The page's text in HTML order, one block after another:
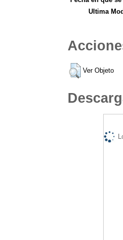
Ultima
Ver Objeto